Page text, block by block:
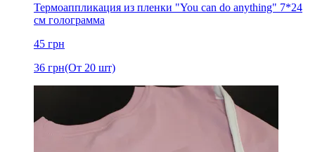
Термоаппликация из пленки "You can do anything" 7*24
см голограмма
45 грн
36 грн(От 20 шт)